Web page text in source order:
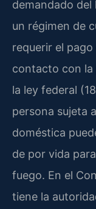
demandado
un régimen de
requerir el
contacto con la
la ley federal
persona sujeta
doméstica
de por vida
fuego. En el
tiene la